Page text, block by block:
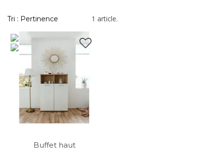
Tri : Pertinence 1 article.
Buffet haut